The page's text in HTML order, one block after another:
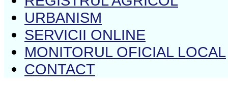
URBANISM
SERVICII ONLINE
MONITORUL OFICIAL LOCAL
CONTACT